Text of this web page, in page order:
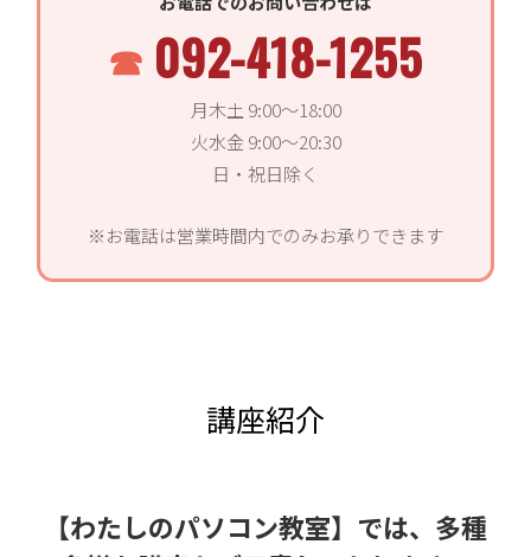
092-418-1255
月木土 9:00〜18:00
火水金 9:00〜20:30
日・祝日除く
※お電話は営業時間内でのみお承りできます
講座紹介
【わたしのパソコン教室】では、多種